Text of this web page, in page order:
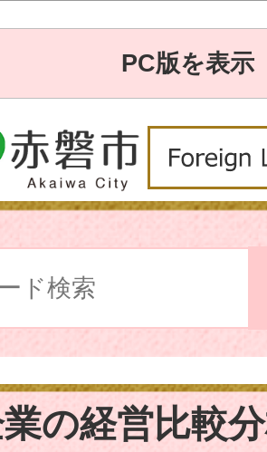
PC版を表示
の経営比較